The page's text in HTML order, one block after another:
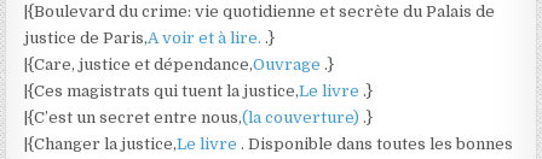
|{Boulevard du crime: vie quotidienne et secrète du Palais de
justice de Paris,A voir et à lire. .}
|{Care, justice et dépendance,Ouvrage .}
|{Ces magistrats qui tuent la justice,Le livre .}
|{C’est un secret entre nous,(la couverture) .}
|{Changer la justice,Le livre . Disponible dans toutes les bonnes